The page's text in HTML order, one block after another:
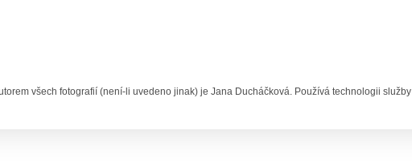
všech fotografií (není-li uvedeno jinak) je Jana Ducháčková. Používá technologii služby